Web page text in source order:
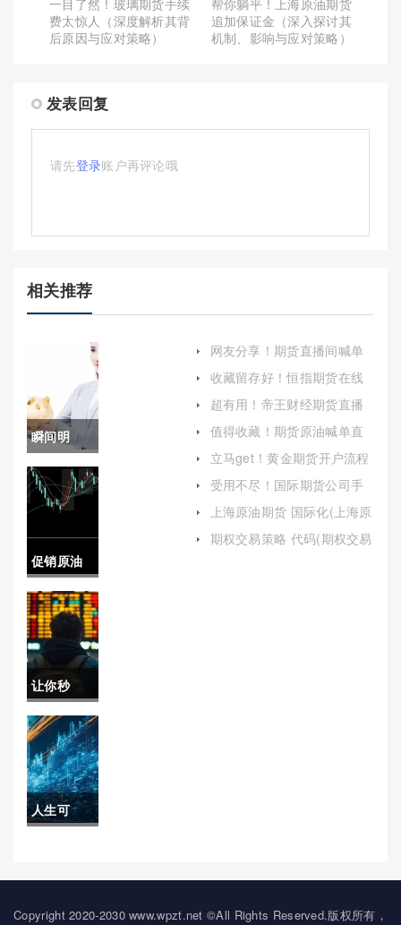
费太惊人（深度解析其背
后原因与应对策略）
追加保证金（深入探讨其
机制、影响与应对策略）
发表回复
请先登录账户再评论哦
相关推荐
瞬间明
白！白银
期货保证
金上海(白
银期货交
易一手需
要多少保
证金)
促销原油
(原油销售)
让你秒
懂！世行
国际期货
喊单(国际
期货在线
人生可
与期权收
货 总结(期
网友分享！期货直播间喊单
议)
收藏留存好！恒指期货在线
期货市场的分析)
超有用！帝王财经期货直播
单)
值得收藏！期货原油喊单直
助力原油交易成功)
立马get！黄金期货开户流程
金期货开户流程）
受用不尽！国际期货公司手
么算)
上海原油期货 国际化(上海原
期权交易策略 代码(期权交易
Copyright 2020-2030 www.wpzt.net ©All Rights Reserved.版权所有，